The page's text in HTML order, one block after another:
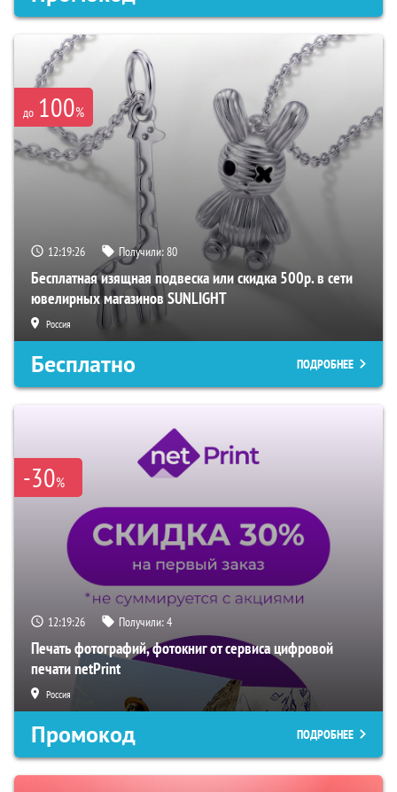
до 100%
12:19:25 Получили:80
Бесплатная изящная подвеска или скидка 500р. в сети
ювелирных магазинов SUNLIGHT
Россия
Бесплатно ПОДРОБНЕЕ
-30%
12:19:25 Получили:4
Печать фотографий, фотокниг от сервиса цифровой
печати netPrint
Россия
Промокод ПОДРОБНЕЕ